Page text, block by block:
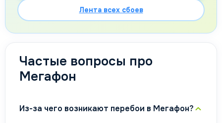
Лента всех сбоев
Частые вопросы про
Мегафон
Из-за чего возникают перебои в Мегафон?